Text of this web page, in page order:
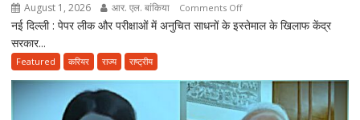
तैयार
की
August 1, 2026 आर. एल. बांकिया Comments Offon
राष्ट्रपति
एंटी-
पेपर
लीक
नई दिल्ली : पेपर लीक और परीक्षाओं में अनुचित साधनों के इस्तेमाल के खिलाफ केंद्र
सरकार...
Featured करियर राज्य राष्ट्रीय